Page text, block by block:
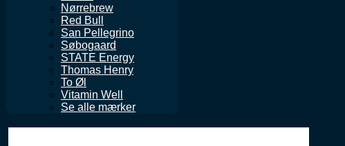
Nørrebrew
Red Bull
San Pellegrino
Søbogaard
STATE Energy
Thomas Henry
To Øl
Vitamin Well
Se alle mærker